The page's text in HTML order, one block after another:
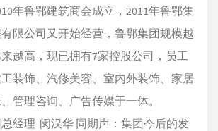
年鲁鄂建筑商会成立，2011年鲁鄂集
限公司又开始经营，鲁鄂集团规模越
越高，现已拥有7家控股公司，员工
装饰、汽修美容、室内外装饰、家居
管理咨询、广告传媒于一体。
理 闵汉华 同期声：集团今后的发